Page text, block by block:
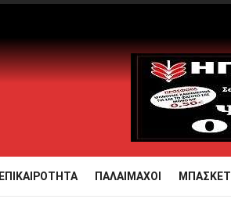
ΕΠΙΚΑΙΡΟΤΗΤΑ ΠΑΛΑΙΜΑΧΟΙ ΜΠΑΣΚΕΤ